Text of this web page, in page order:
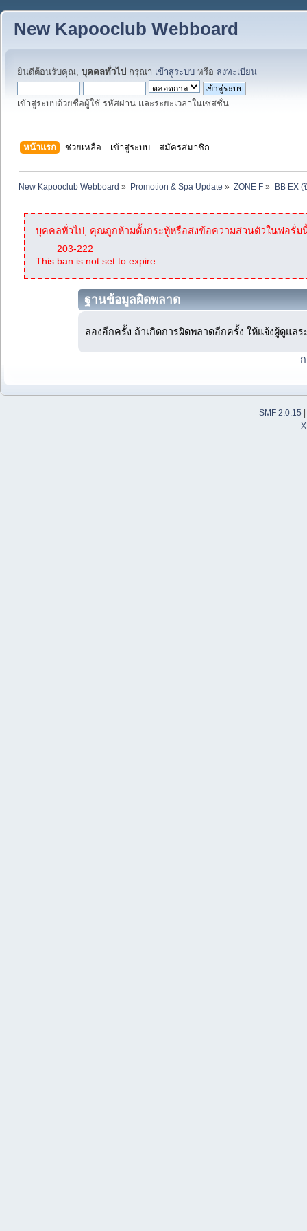
New Kapooclub Webboard
ยินดีต้อนรับคุณ, บุคคลทั่วไป กรุณา เข้าสู่ระบบ หรือ ลงทะเบียน
เข้าสู่ระบบด้วยชื่อผู้ใช้ รหัสผ่าน และระยะเวลาในเซสชั่น
หน้าแรก ช่วยเหลือ เข้าสู่ระบบ สมัครสมาชิก
New Kapooclub Webboard » Promotion & Spa Update » ZONE F » BB EX
บุคคลทั่วไป, คุณถูกห้ามตั้งกระทู้หรือส่งข้อความส่วนตัวในฟอรั่ม
203-222
This ban is not set to expire.
ฐานข้อมูลผิดพลาด
ลองอีกครั้ง ถ้าเกิดการผิดพลาดอีกครั้ง ให้แจ้งผู้ดูแลร
SMF 2.0.15